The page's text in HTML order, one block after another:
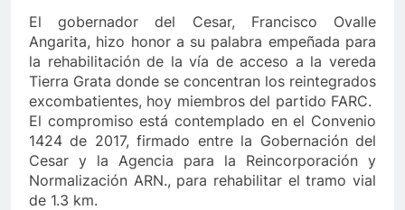
1 Año Ago
nuevos cupos de crédito La
2 Años Ago
anuncia ampliar beneficios de las becas Fedescesar
para el combate de incendios en Colombia
de Berosca y Jesús Vides Con éxito se
El gobernador del Cesar, Francisco Ovalle
Angarita, hizo honor a su palabra empeñada para
la rehabilitación de la vía de acceso a la vereda
Tierra Grata donde se concentran los reintegrados
excombatientes, hoy miembros del partido FARC.
El compromiso está contemplado en el Convenio
1424 de 2017, firmado entre la Gobernación del
Cesar y la Agencia para la Reincorporación y
Normalización ARN., para rehabilitar el tramo vial
de 1.3 km.